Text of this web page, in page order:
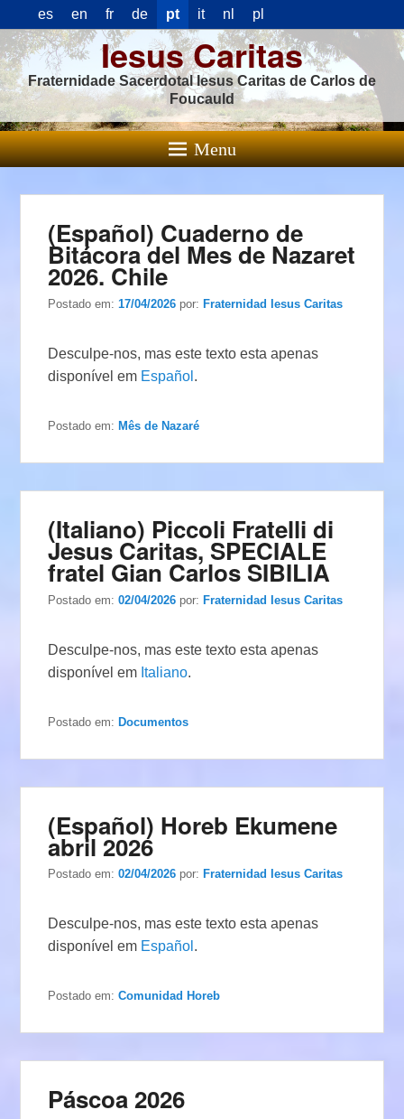
es en fr de pt it nl pl
Iesus Caritas
Fraternidade Sacerdotal Iesus Caritas de Carlos de
Foucauld
Menu
(Español) Cuaderno de
Bitácora del Mes de Nazaret
2026. Chile
Postado em:17/04/2026 por: Fraternidad Iesus Caritas
Desculpe-nos, mas este texto esta apenas
disponível em Español .
Postado em: Mês de Nazaré
(Italiano) Piccoli Fratelli di
Jesus Caritas, SPECIALE
fratel Gian Carlos SIBILIA
Postado em:02/04/2026 por:Fraternidad Iesus Caritas
Desculpe-nos, mas este texto esta apenas
disponível em Italiano.
Postado em: Documentos
(Español) Horeb Ekumene
abril 2026
Postado em:02/04/2026 por: Fraternidad Iesus Caritas
Desculpe-nos, mas este texto esta apenas
disponível em Español .
Postado em: Comunidad Horeb
Páscoa 2026